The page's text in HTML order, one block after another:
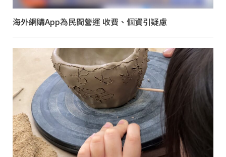
海外網購App為民間營運 收費、個資引疑慮